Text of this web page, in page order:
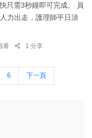
只需3秒鐘即可完成。 員
力出走，護理師平日須
看 1 分享
6 下一頁